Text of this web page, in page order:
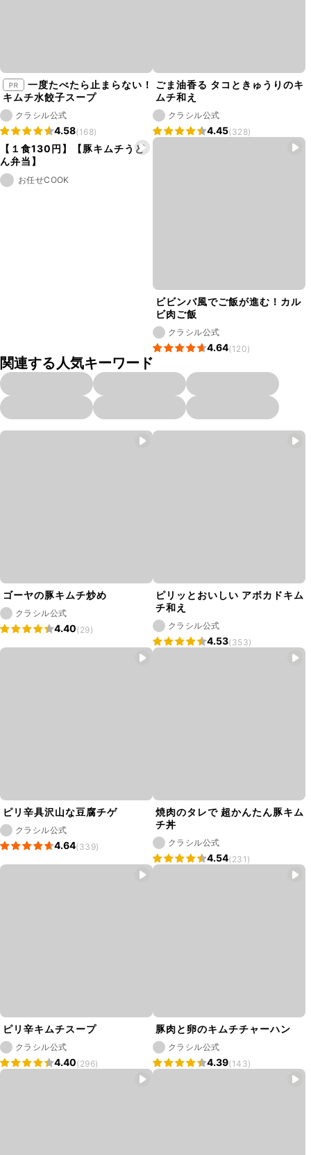
キムチ水餃子スープ
クラシル公式
4.58(168)
ごま油香る タコときゅうりのキ
ムチ和え
クラシル公式
4.45(328)
【１食130円】【豚キムチうど
ん弁当】
お任せCOOK
ビビンバ風でご飯が進む！カル
ビ肉ご飯
クラシル公式
4.64(120)
関連する人気キーワード
ゴーヤの豚キムチ炒め
クラシル公式
4.40(29)
ピリッとおいしい アボカドキム
チ和え
クラシル公式
4.53(353)
ピリ辛具沢山な豆腐チゲ
クラシル公式
4.64(339)
焼肉のタレで 超かんたん豚キム
チ丼
クラシル公式
4.54(231)
ピリ辛キムチスープ
クラシル公式
4.40(296)
豚肉と卵のキムチチャーハン
クラシル公式
4.39(143)